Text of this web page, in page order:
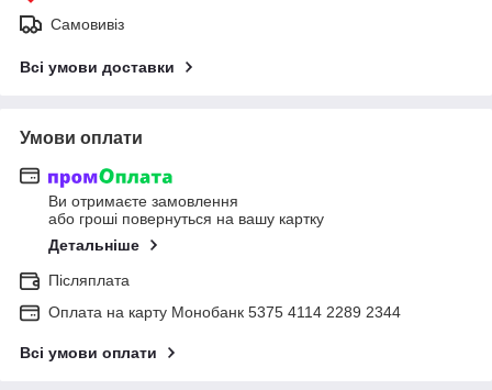
Самовивіз
Всі умови доставки
Умови оплати
Ви отримаєте замовлення
або гроші повернуться на вашу картку
Детальніше
Післяплата
Оплата на карту Монобанк 5375 4114 2289 2344
Всі умови оплати